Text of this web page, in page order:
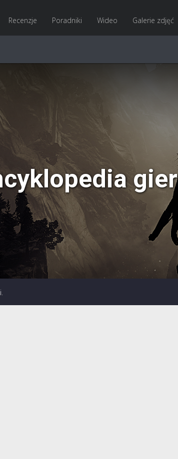
Recenzje Poradniki Wideo Galerie zdjęć
gier